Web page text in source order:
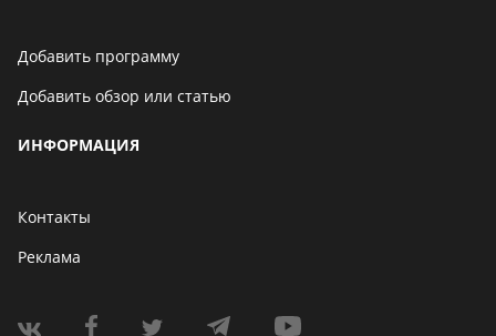
Добавить программу
Добавить обзор или статью
ИНФОРМАЦИЯ
Контакты
Реклама